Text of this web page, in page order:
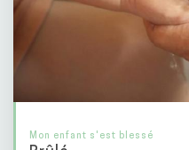
Mon enfant s'est blessé